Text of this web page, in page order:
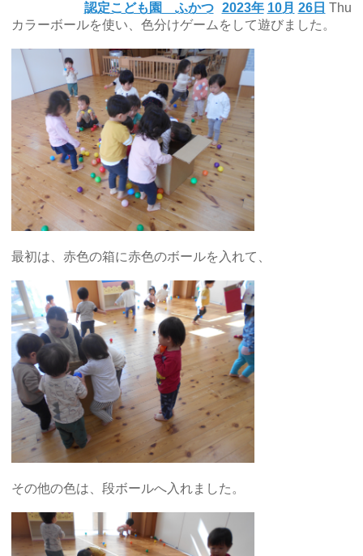
2023年 10月 26日 Thu
認定こども園 ふかつ
カラーボールを使い、色分けゲームをして遊びました。
最初は、赤色の箱に赤色のボールを入れて、
その他の色は、段ボールへ入れました。